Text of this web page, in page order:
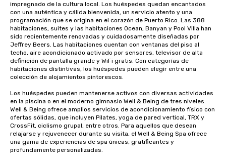
impregnado de la cultura local. Los huéspedes quedan encantados
con una auténtica y cálida bienvenida, un servicio atento y una
programación que se origina en el corazón de Puerto Rico. Las 388
habitaciones, suites y las habitaciones Ocean, Banyan y Pool Villa han
sido recientemente renovadas y cuidadosamente diseñadas por
Jeffrey Beers. Las habitaciones cuentan con ventanas del piso al
techo, aire acondicionado activado por sensores, televisor de alta
definición de pantalla grande y WiFi gratis. Con categorías de
habitaciones distintivas, los huéspedes pueden elegir entre una
colección de alojamientos pintorescos.
Los huéspedes pueden mantenerse activos con diversas actividades
en la piscina o en el moderno gimnasio Well & Being de tres niveles.
Well & Being ofrece amplios servicios de acondicionamiento físico con
ofertas sólidas, que incluyen Pilates, yoga de pared vertical, TRX y
CrossFit, ciclismo grupal, entre otros. Para aquellos que desean
relajarse y rejuvenecer durante su visita, el Well & Being Spa ofrece
una gama de experiencias de spa únicas, gratificantes y
profundamente personalizadas.